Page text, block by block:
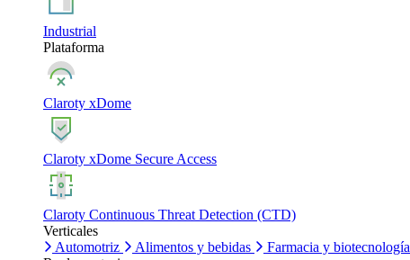
Industrial
Plataforma
Claroty xDome
Claroty xDome Secure Access
Claroty Continuous Threat Detection (CTD)
Verticales
Automotriz
Alimentos y bebidas Farmacia y biotecnología